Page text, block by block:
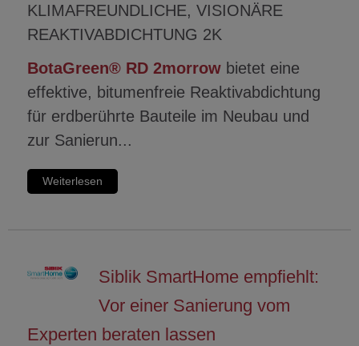
KLIMAFREUNDLICHE, VISIONÄRE
REAKTIVABDICHTUNG 2K
BotaGreen® RD 2morrow bietet eine
effektive, bitumenfreie Reaktivabdichtung
für erdberührte Bauteile im Neubau und
zur Sanierun...
Weiterlesen
Siblik SmartHome empfiehlt:
Vor einer Sanierung vom
Experten beraten lassen